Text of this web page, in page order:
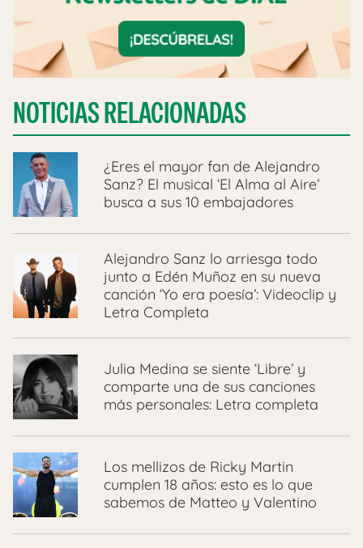
NOTICIAS RELACIONADAS
¿Eres el mayor fan de Alejandro
Sanz? El musical ‘El Alma al Aire’
busca a sus 10 embajadores
Alejandro Sanz lo arriesga todo
junto a Edén Muñoz en su nueva
canción ‘Yo era poesía’: Videoclip y
Letra Completa
Julia Medina se siente ‘Libre’ y
comparte una de sus canciones
más personales: Letra completa
Los mellizos de Ricky Martin
cumplen 18 años: esto es lo que
sabemos de Matteo y Valentino